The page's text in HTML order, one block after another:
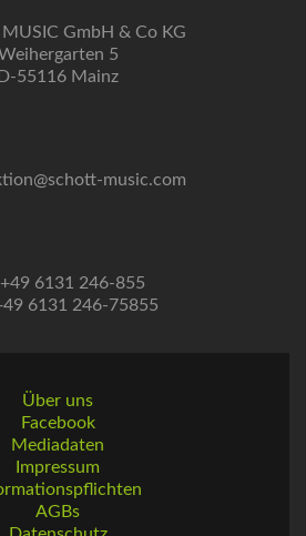
GmbH & Co KG
5
D-55116 Mainz
music.com
+49 6131 246-855
6131 246-75855
Über uns
Facebook
Mediadaten
Impressum
AGBs